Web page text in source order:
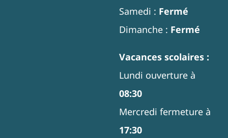
Samedi : Fermé
Dimanche : Fermé
Vacances scolaires :
Lundi ouverture à
08:30
Mercredi fermeture à
17:30